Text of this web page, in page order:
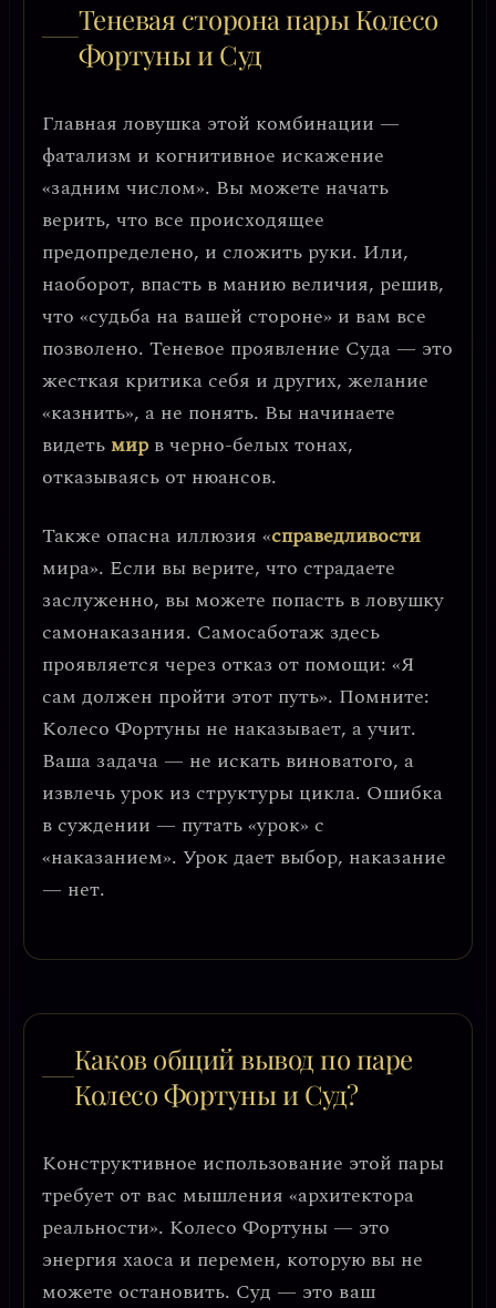
Теневая сторона пары Колесо
Фортуны и Суд
Главная ловушка этой комбинации —
фатализм и когнитивное искажение
«задним числом». Вы можете начать
верить, что все происходящее
предопределено, и сложить руки. Или,
наоборот, впасть в манию величия, решив,
что «судьба на вашей стороне» и вам все
позволено. Теневое проявление Суда — это
жесткая критика себя и других, желание
«казнить», а не понять. Вы начинаете
видетьмир в черно-белых тонах,
отказываясь от нюансов.
Также опасна иллюзия «справедливости
мира». Если вы верите, что страдаете
заслуженно, вы можете попасть в ловушку
самонаказания. Самосаботаж здесь
проявляется через отказ от помощи: «Я
сам должен пройти этот путь». Помните:
Колесо Фортуны не наказывает, а учит.
Ваша задача — не искать виноватого, а
извлечь урок из структуры цикла. Ошибка
в суждении — путать «урок» с
«наказанием». Урок дает выбор, наказание
— нет.
Каков общий вывод по паре
Колесо Фортуны и Суд?
Конструктивное использование этой пары
требует от вас мышления «архитектора
реальности». Колесо Фортуны — это
энергия хаоса и перемен, которую вы не
можете остановить. Суд — это ваш